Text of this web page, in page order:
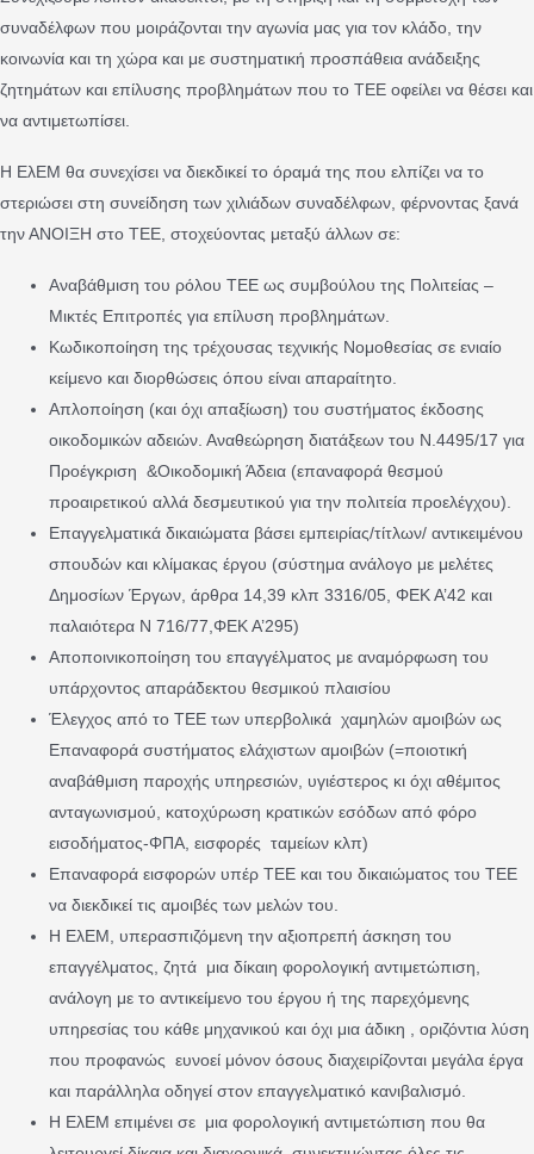
συναδέλφων που μοιράζονται την αγωνία μας για τον κλάδο, την
κοινωνία και τη χώρα και με συστηματική προσπάθεια ανάδειξης
ζητημάτων και επίλυσης προβλημάτων που το ΤΕΕ οφείλει να θέσει και
να αντιμετωπίσει.
Η ΕλΕΜ θα συνεχίσει να διεκδικεί το όραμά της που ελπίζει να το
στεριώσει στη συνείδηση των χιλιάδων συναδέλφων, φέρνοντας ξανά
την ΑΝΟΙΞΗ στο ΤΕΕ, στοχεύοντας μεταξύ άλλων σε:
Αναβάθμιση του ρόλου ΤΕΕ ως συμβούλου της Πολιτείας –
Μικτές Επιτροπές για επίλυση προβλημάτων.
Κωδικοποίηση της τρέχουσας τεχνικής Νομοθεσίας σε ενιαίο
κείμενο και διορθώσεις όπου είναι απαραίτητο.
Απλοποίηση (και όχι απαξίωση) του συστήματος έκδοσης
οικοδομικών αδειών. Αναθεώρηση διατάξεων του Ν.4495/17 για
Προέγκριση &Οικοδομική Άδεια (επαναφορά θεσμού
προαιρετικού αλλά δεσμευτικού για την πολιτεία προελέγχου).
Επαγγελματικά δικαιώματα βάσει εμπειρίας/τίτλων/ αντικειμένου
σπουδών και κλίμακας έργου (σύστημα ανάλογο με μελέτες
Δημοσίων Έργων, άρθρα 14,39 κλπ 3316/05, ΦΕΚ Α’42 και
παλαιότερα Ν 716/77,ΦΕΚ Α’295)
Αποποινικοποίηση του επαγγέλματος με αναμόρφωση του
υπάρχοντος απαράδεκτου θεσμικού πλαισίου
Έλεγχος από το ΤΕΕ των υπερβολικά χαμηλών αμοιβών ως
Επαναφορά συστήματος ελάχιστων αμοιβών (=ποιοτική
αναβάθμιση παροχής υπηρεσιών, υγιέστερος κι όχι αθέμιτος
ανταγωνισμού, κατοχύρωση κρατικών εσόδων από φόρο
εισοδήματος-ΦΠΑ, εισφορές ταμείων κλπ)
Επαναφορά εισφορών υπέρ ΤΕΕ και του δικαιώματος του ΤΕΕ
να διεκδικεί τις αμοιβές των μελών του.
Η ΕλΕΜ, υπερασπιζόμενη την αξιοπρεπή άσκηση του
επαγγέλματος, ζητά μια δίκαιη φορολογική αντιμετώπιση,
ανάλογη με το αντικείμενο του έργου ή της παρεχόμενης
υπηρεσίας του κάθε μηχανικού και όχι μια άδικη , οριζόντια λύση
που προφανώς ευνοεί μόνον όσους διαχειρίζονται μεγάλα έργα
και παράλληλα οδηγεί στον επαγγελματικό κανιβαλισμό.
Η ΕλΕΜ επιμένει σε μια φορολογική αντιμετώπιση που θα